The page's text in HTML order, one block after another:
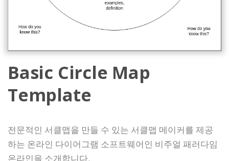
Basic Circle Map
Template
전문적인 서클맵을 만들 수 있는 서클맵 메이커를 제공
하는 온라인 다이어그램 소프트웨어인 비주얼 패러다임
온라인을 소개합니다.